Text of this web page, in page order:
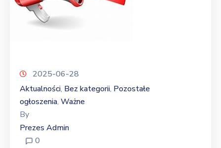
2025-06-28
Aktualności‚ Bez kategorii‚ Pozostałe
ogłoszenia‚ Ważne
By
Prezes Admin
0